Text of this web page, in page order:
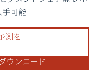
4.0の表示が必要です。